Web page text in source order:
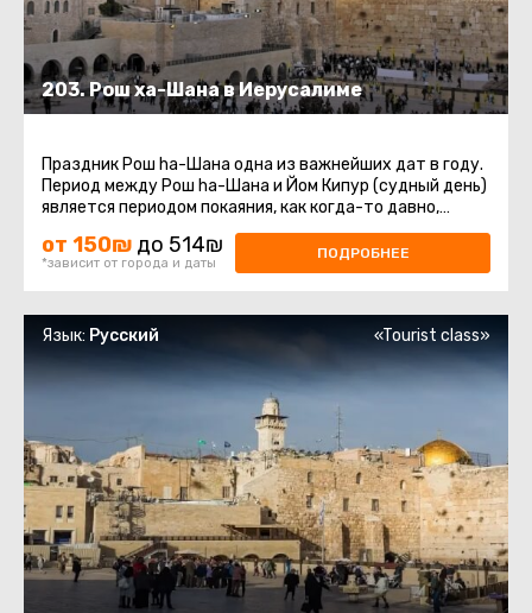
203. Рош ха-Шана в Иерусалиме
Праздник Рош ha-Шана одна из важнейших дат в году.
Период между Рош ha-Шана и Йом Кипур (судный день)
является периодом покаяния, как когда-то давно,
от 150₪ до 514₪
*зависит от города и даты
ПОДРОБНЕЕ
Язык: Русский «Tourist class»